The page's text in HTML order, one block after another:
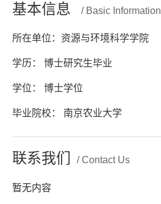
基本信息 / Basic Information
所在单位：资源与环境科学学院
学历： 博士研究生毕业
学位： 博士学位
毕业院校： 南京农业大学
联系我们 / Contact Us
暂无内容